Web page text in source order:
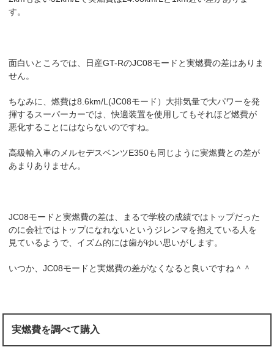
す。
面白いところでは、日産GT-RのJC08モードと実燃費の差はありま
せん。
ちなみに、燃費は8.6km/L(JC08モード）大排気量で大パワーを発
揮するスーパーカーでは、快適装置を使用してもそれほど燃費が
悪化することにはならないのですね。
高級輸入車のメルセデスベンツE350も同じように実燃費との差が
あまりありません。
JC08モードと実燃費の差は、まるで学校の成績ではトップだった
のに会社ではトップになれないというジレンマを抱えている人を
見ているようで、イズム的には歯がゆい思いがします。
いつか、JC08モードと実燃費の差がなくなると良いですね＾＾
実燃費を調べて購入